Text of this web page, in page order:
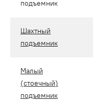
подъемник
Шахтный
подъемник
Малый
(стоечный)
подъемник